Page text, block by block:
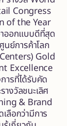
Congress
of the Year
าออกแบบดีที่สุด
นย์การค้าโลก
Gold
Excellence
ารที่ได้รับคัด
งวัลชนะเลิศ
& Brand
ลือกว่ามีการ